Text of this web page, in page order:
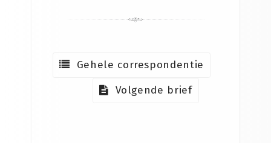
Gehele correspondentie
Volgende brief